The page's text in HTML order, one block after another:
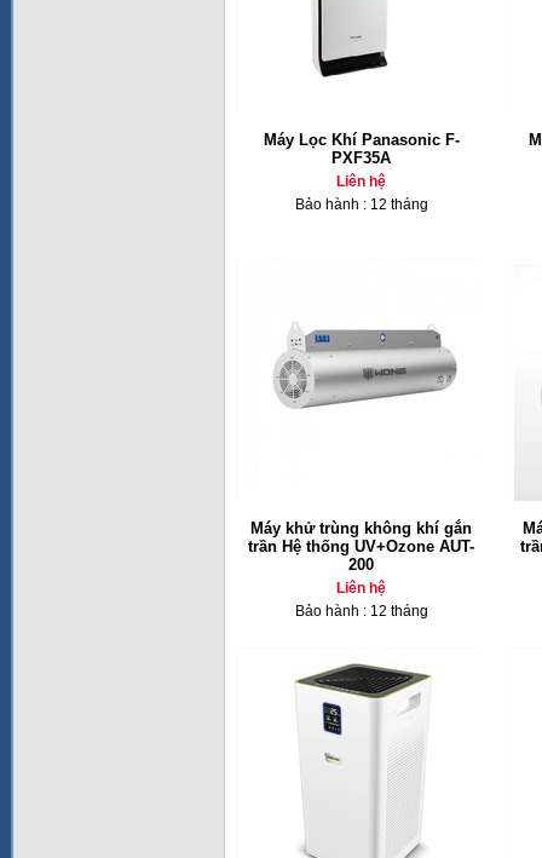
Máy Lọc Khí Panasonic F-
PXF35A
Liên hệ
Bảo hành : 12 tháng
Máy khử trùng không khí gắn
trần Hệ thống UV+Ozone AUT-
200
Liên hệ
Bảo hành : 12 tháng